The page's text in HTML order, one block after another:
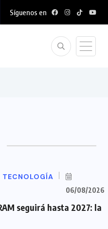
Síguenos en
TECNOLOGÍA
06/08/2026
seguirá hasta 2027: la